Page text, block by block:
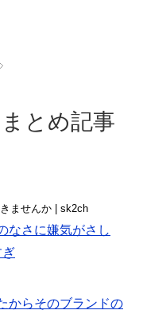
とめ記事
ませんか | sk2ch
なさに嫌気がさし
からそのブランドの